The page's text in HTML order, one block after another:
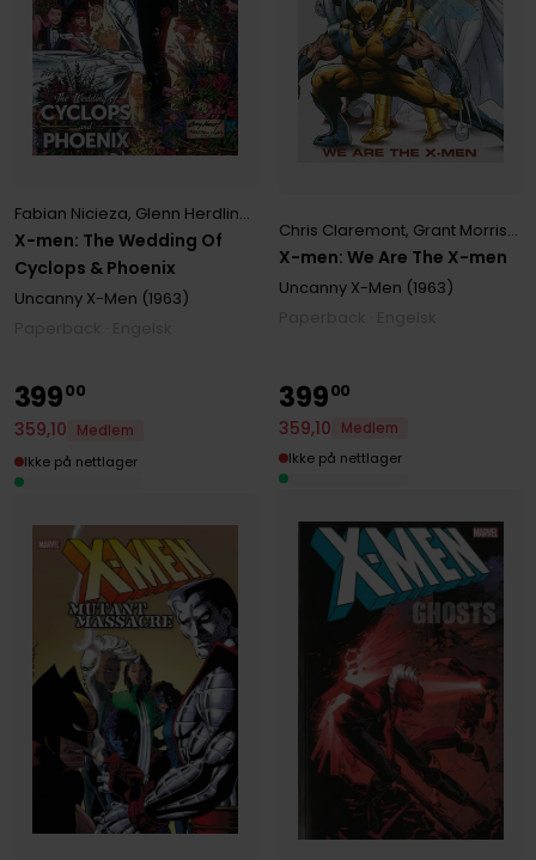
X-men: The Wedding Of
Cyclops & Phoenix
Fabian Nicieza, Glenn Herdling
Uncanny X-Men (1963)
X-men: We Are The X-men
Chris Claremont, Grant Morrison
Uncanny X-Men (1963)
39900
359,10
Medlem
Ikke på nettlager
39900
359,10
Medlem
Ikke på nettlager